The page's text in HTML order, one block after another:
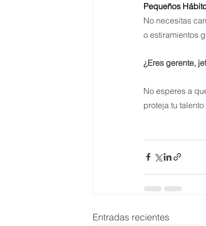
Pequeños
No necesitas
o estiramientos
¿Eres gerente,
No esperes a
proteja tu
Entradas recientes